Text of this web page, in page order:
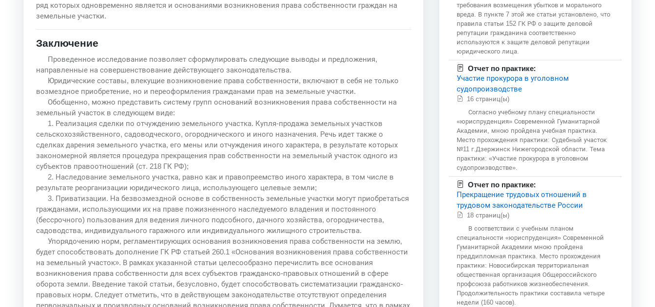
ряд которых одновременно является и основаниями возникновения права собственности граждан на
земельные участки.
Заключение
Проведенное исследование позволяет сформулировать следующие выводы и предложения,
направленные на совершенствование действующего законодательства.
Юридические составы, влекущие возникновение права собственности, включают в себя не только
возмездное приобретение, но и переоформления гражданами прав на земельные участки.
Обобщенно, можно представить систему групп оснований возникновения права собственности на
земельный участок в следующем виде:
1. Реализация сделки по отчуждению земельного участка. Купля-продажа земельных участков
сельскохозяйственного, садоводческого, огороднического и иного назначения. Речь идет также о
сделках дарения земельного участка, его мены или отчуждения иного характера, в результате которых
закономерной является процедура прекращения прав собственности на земельный участок одного из
субъектов правоотношений (ст. 218 ГК РФ);
2. Наследование земельного участка, равно как и правопреемство иного характера, в том числе в
результате реорганизации юридического лица, использующего целевые земли;
3. Приватизации. На безвозмездной основе в собственность земельные участки могут приобретаться
гражданами, использующими их на праве пожизненного наследуемого владения и постоянного
(бессрочного) пользования для ведения личного подсобного, дачного хозяйства, огородничества,
садоводства, индивидуального гаражного или индивидуального жилищного строительства.
Упорядочению норм, регламентирующих основания возникновения права собственности на землю,
будет способствовать дополнение ГК РФ статьей 260.1 «Основания возникновения права собственности
на земельный участок». В рамках указанной статьи целесообразно перечислить все основания
возникновения права собственности для всех субъектов гражданско-правовых отношений в сфере
оборота земли. Введение такой статьи, безусловно, будет способствовать систематизации гражданско-
правовых норм. Следует отметить, что в действующем законодательстве отсутствуют определения
первоначальных и производных оснований возникновения права собственности. Думается, что в рамках
требования возмещения убытков и морального
вреда. В пункте 7 этой же статьи установлено, что
правила статьи 152 ГК РФ о защите деловой
репутации гражданина соответственно
используются к защите деловой репутации
юридического лица.
Отчет по практике:
Участие прокурора в уголовном
судопроизводстве
16 страниц(ы)
Согласно учебному плану специальности
«юриспруденция» Современной Гуманитарной
Академии, мною пройдена учебная практика.
Место прохождения практики: Судебный участок
№11 г.Дзержинск Нижегородской области. Тема
практики: «Участие прокурора в уголовном
судопроизводстве».
Отчет по практике:
Прекращение трудовых отношений в
трудовом законодательстве России
18 страниц(ы)
В соответствии с учебным планом
специальности «юриспруденция» Современной
Гуманитарной Академии мною пройдена
преддипломная практика. Место прохождения
практики: Новосибирская территориальная
общественная организация Общероссийского
профсоюза работников жизнеобеспечения.
Продолжительность практики составила четыре
недели (160 часов).